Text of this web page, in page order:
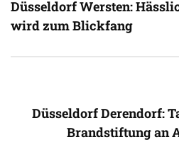
Düsseldorf Wersten:
wird zum Blickfang
Düsseldorf Derendorf:
Brandstiftung an